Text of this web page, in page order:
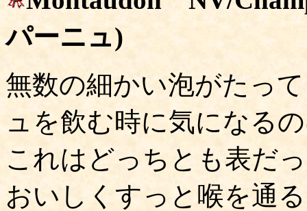
パーニュ)
無数の細かい泡がたっ
ュを飲む時に気になる
これはどっちとも表だ
おいしくすっと喉を通